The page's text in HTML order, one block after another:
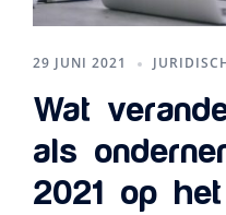
29 JUNI 2021
Wat
als
2021 op